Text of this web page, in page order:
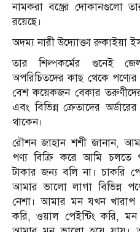
নামকরা বস্ত্রের দোকানগুলো
রয়েছে।
অদম্য নারী উদ্যোক্তা রুকাইয়া
তার শিল্পকর্মের গুনেই
অপরিচিতদের কাছ থেকে পণ্যের
বেশ কয়েকজন বেকার
এবং বিভিন্ন ক্রেতাদের
থাকেন।
রৌশন জাহান শশী জানান,
পণ্য বিক্রি করে আমি চলতে
টাকার জন্য বলি না। চাকরি
আমার ভালো লাগা বিভিন্ন
নেশা। আমার মন যখন খারাপ
করি, ওয়াল পেইন্টিং করি,